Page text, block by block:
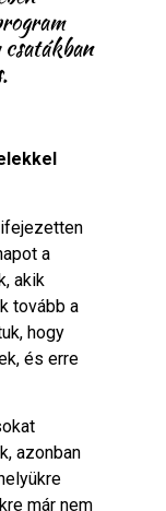
a
akik
tovább a
hogy
és erre
azonban
már nem